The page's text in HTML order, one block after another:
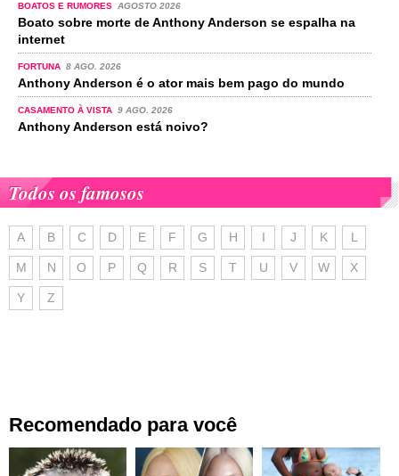
BOATOS E RUMORES AGOSTO 2026
Boato sobre morte de Anthony Anderson se espalha na
internet
FORTUNA 8 AGO. 2026
Anthony Anderson é o ator mais bem pago do mundo
CASAMENTO À VISTA 9 AGO. 2026
Anthony Anderson está noivo?
Todos os famosos
A B C D E F G H I J K L
M N O P Q R S T U V W X
Y Z
Recomendado para você